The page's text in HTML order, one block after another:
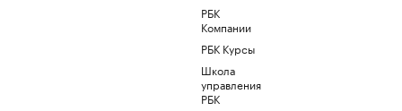
РБК
Компании
РБК Курсы
Школа
управления
РБК